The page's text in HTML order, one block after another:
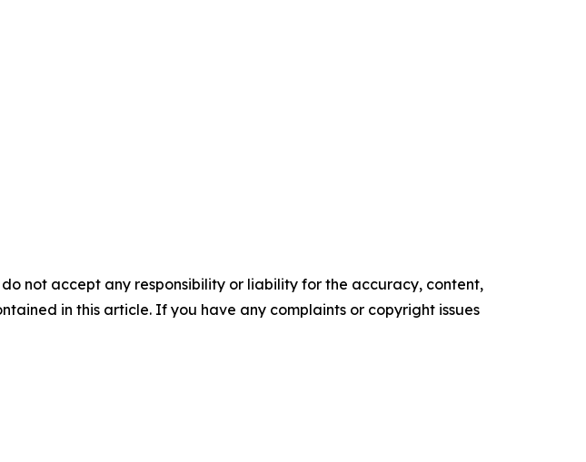
not accept any responsibility or liability for the accuracy, content,
in this article. If you have any complaints or copyright issues